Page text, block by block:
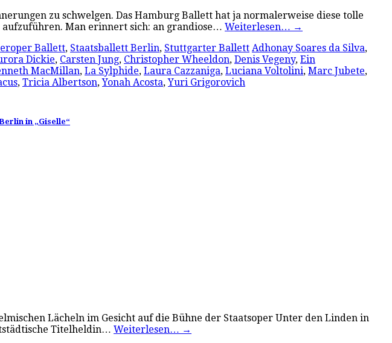
zu schwelgen. Das Hamburg Ballett hat ja normalerweise diese tolle
aufzuführen. Man erinnert sich: an grandiose… Weiterlesen… →
Ballett, Staatsballett Berlin, Stuttgarter Ballett Adhonay Soares da Silva,
Dickie, Carsten Jung, Christopher Wheeldon, Denis Vegeny, Ein
MacMillan, La Sylphide, Laura Cazzaniga, Luciana Voltolini, Marc Jubete,
, Tricia Albertson,Yonah Acosta,Yuri Grigorovich
in „Giselle“
Lächeln im Gesicht auf die Bühne der Staatsoper Unter den Linden in
Titelheldin… Weiterlesen… →